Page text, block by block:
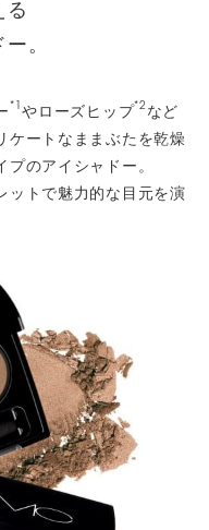
る
。
*1 やローズヒップ *2 など
ケートなままぶたを乾燥
のアイシャドー。
ットで魅力的な目元を演